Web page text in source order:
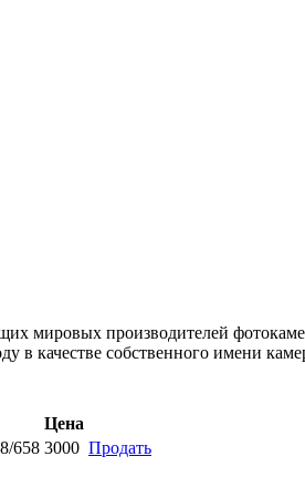
мировых производителей
в качестве собственного имени
Цена
658 3000 Продать